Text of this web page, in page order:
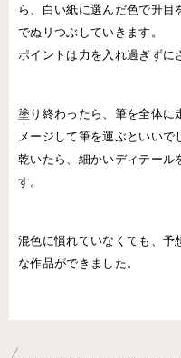
ら、白い紙に選んだ色で升
でぬリつぶしていきます。
ポイントは力を入れ過ぎずに
塗り終わったら、筆を全体に
メージして筆を運ぶといいで
乾いたら、細かいディテール
す。
混色に慣れていなくても、予
な作品ができました。